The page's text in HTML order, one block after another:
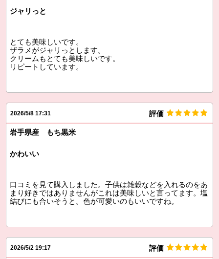
ジャリっと
とても美味しいです。
ザラメがジャリっとします。
クリームもとても美味しいです。
リピートしています。
2026/5/8 17:31 評価
岩手県産 もち黒米
かわいい
口コミを見て購入しました。子供は雑穀などを入れるのをあ
まり好きではありませんがこれは美味しいと言ってます。塩
結びにも合いそうと。色が可愛いのもいいですね。
2026/5/2 19:17 評価